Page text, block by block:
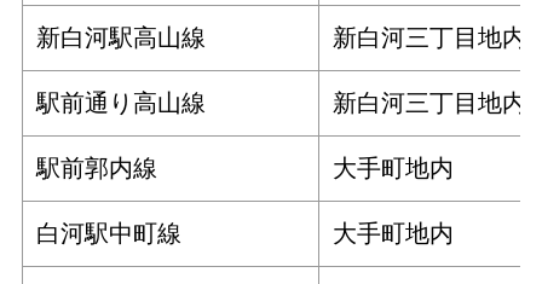
新白河駅高山線 新白河三丁目地内
駅前通り高山線 新白河三丁目地内
駅前郭内線 大手町地内
白河駅中町線 大手町地内